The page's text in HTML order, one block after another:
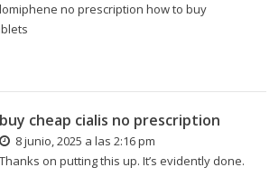
no prescription how to buy
buy cheap cialis no prescription
8 junio, 2025 a las 2:16 pm
Thanks on putting this up. It’s evidently done.